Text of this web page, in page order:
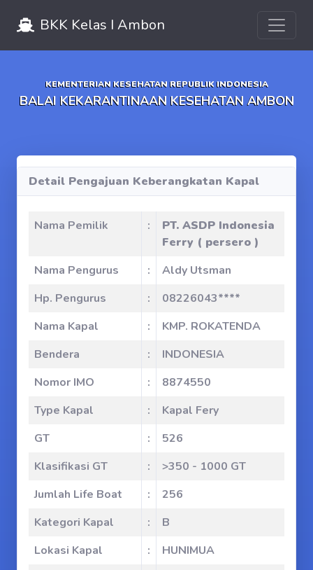
BKK Kelas I Ambon
KEMENTERIAN KESEHATAN REPUBLIK INDONESIA
BALAI KEKARANTINAAN KESEHATAN AMBON
Detail Pengajuan Keberangkatan Kapal
Nama Pemilik :
PT. ASDP Indonesia
Ferry ( persero )
Nama Pengurus
:
Aldy Utsman
Hp. Pengurus
:
08226043****
Nama Kapal
:
KMP. ROKATENDA
Bendera
:
INDONESIA
Nomor IMO
:
8874550
Type Kapal
:
Kapal Fery
GT
:
526
Klasifikasi GT
:
>350 - 1000 GT
Jumlah Life Boat
:
256
Kategori Kapal
:
B
Lokasi Kapal
:
HUNIMUA